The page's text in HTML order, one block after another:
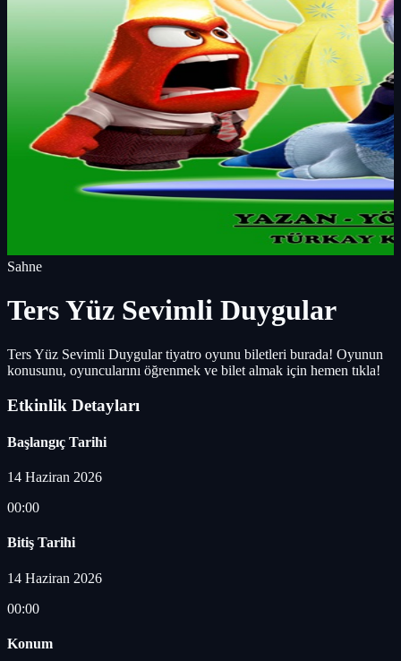
Sahne
Ters Yüz Sevimli Duygular
Ters Yüz Sevimli Duygular tiyatro oyunu biletleri burada! Oyunun
konusunu, oyuncularını öğrenmek ve bilet almak için hemen tıkla!
Etkinlik Detayları
Başlangıç Tarihi
14 Haziran 2026
00:00
Bitiş Tarihi
14 Haziran 2026
00:00
Konum